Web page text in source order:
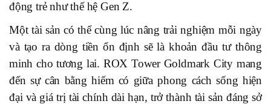
động trẻ như thế hệ Gen Z.
Một tài sản có thể cùng lúc nâng trải nghiệm mỗi ngày
và tạo ra dòng tiền ổn định sẽ là khoản đầu tư thông
minh cho tương lai. ROX Tower Goldmark City mang
đến sự cân bằng hiếm có giữa phong cách sống hiện
đại và giá trị tài chính dài hạn, trở thành tài sản đáng sở